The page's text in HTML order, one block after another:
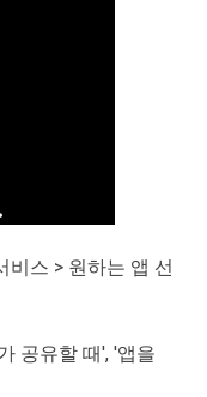
비스 > 원하는 앱 선
공유할 때', '앱을